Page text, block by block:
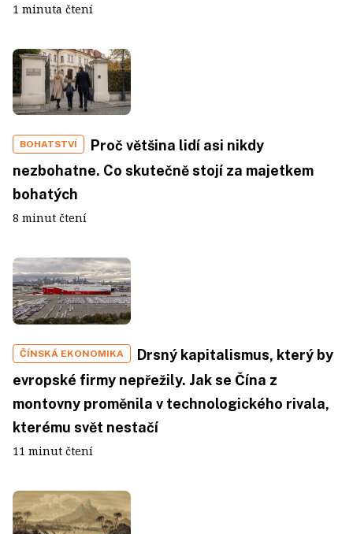
1 minuta čtení
BOHATSTVÍ
Proč většina lidí asi nikdy
nezbohatne. Co skutečně stojí za majetkem
bohatých
8 minut čtení
ČÍNSKÁ EKONOMIKA
Drsný kapitalismus, který by
evropské firmy nepřežily. Jak se Čína z
montovny proměnila v technologického rivala,
kterému svět nestačí
11 minut čtení